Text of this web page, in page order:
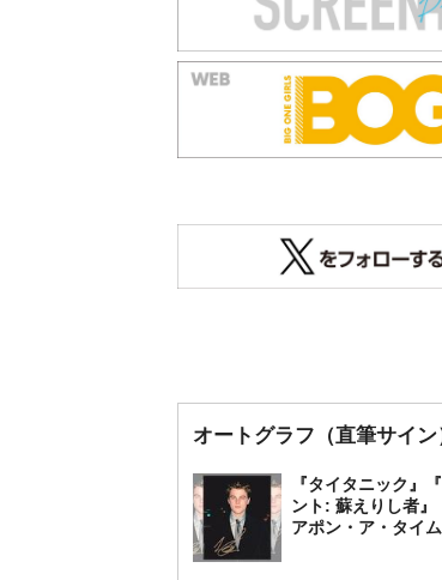
オートグラフ（直筆サイン
『タイタニック』
ント: 蘇えりし者』
アポン・ア・タイ